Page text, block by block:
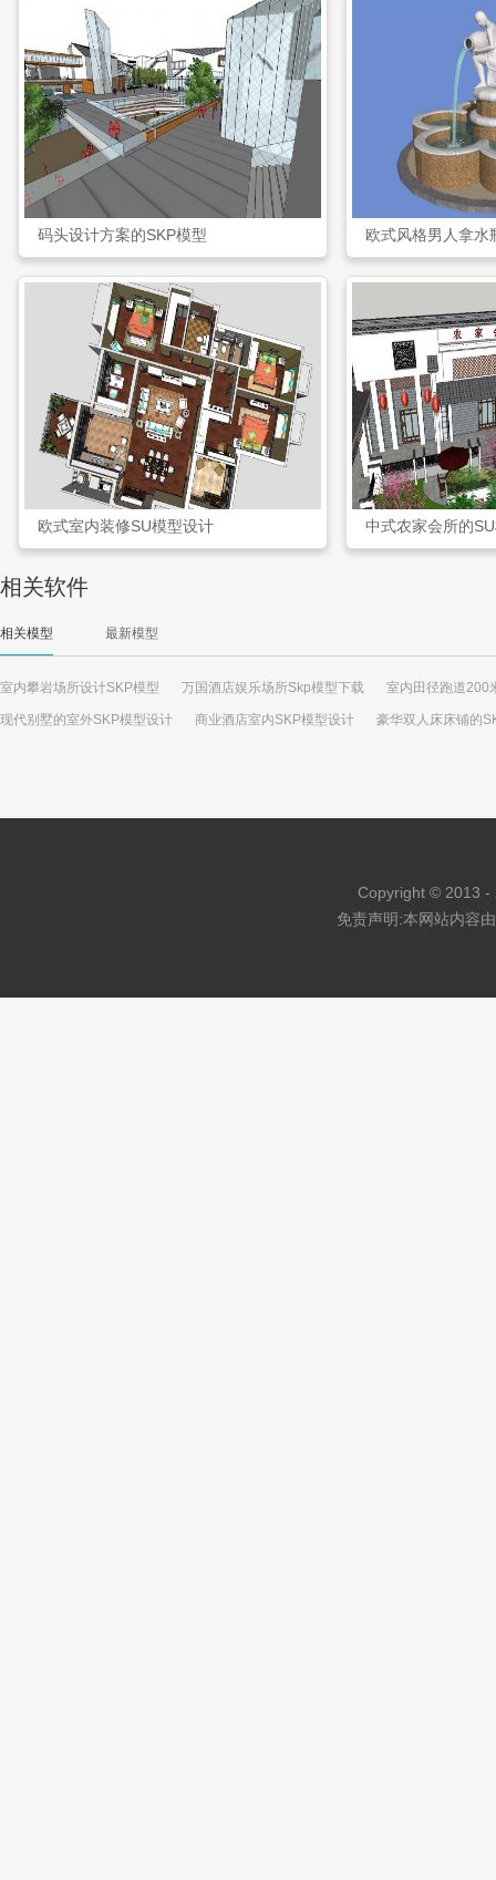
码头设计方案的SKP模型 欧式风格男人拿水
欧式室内装修SU模型设计 中式农家会所的
相关软件
相关模型 最新模型
室内攀岩场所设计SKP模型 万国酒店娱乐场所Skp模型下载 室内田径跑道200
现代别墅的室外SKP模型设计 商业酒店室内SKP模型设计 豪华双人床床铺的
Copyright © 2013 -
免责声明:本网站内容